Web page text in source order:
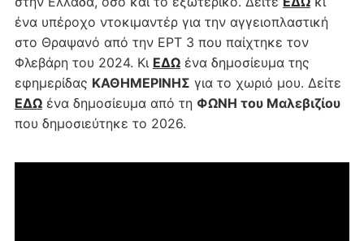
ένα υπέροχο ντοκιμαντέρ για την αγγειοπλαστική
στο Θραψανό από την ΕΡΤ 3 που παίχτηκε τον
Φλεβάρη του 2024. Κι ΕΔΩένα δημοσίευμα της
εφημερίδας ΚΑΘΗΜΕΡΙΝΗΣ για το χωριό μου. Δείτε
ΕΔΩένα δημοσίευμα από τη ΦΩΝΗ του Μαλεβιζίου
που δημοσιεύτηκε το 2026.